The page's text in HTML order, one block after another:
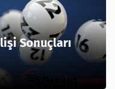
Sonuçları